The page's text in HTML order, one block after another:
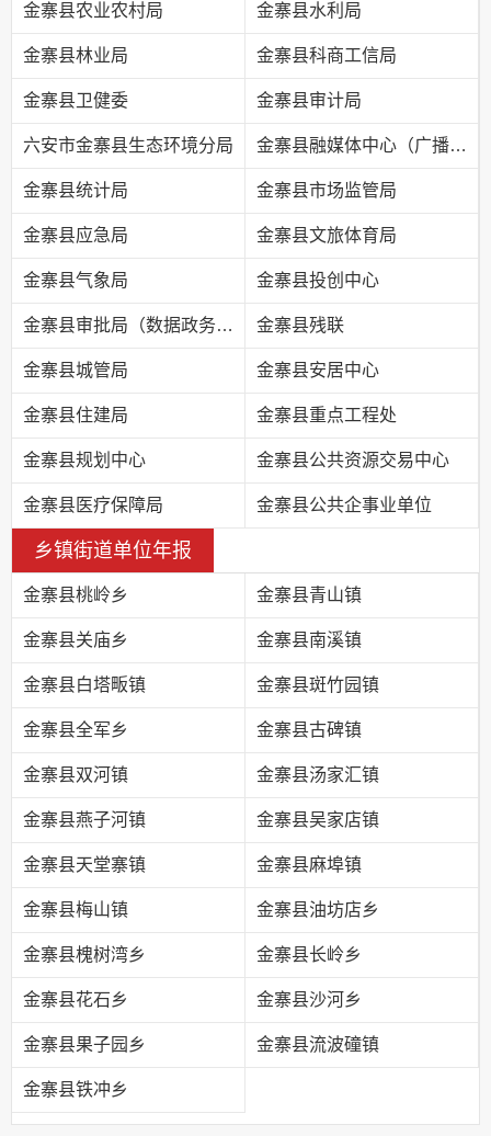
金寨县农业农村局 金寨县水利局
金寨县林业局 金寨县科商工信局
金寨县卫健委 金寨县审计局
六安市金寨县生态环境分局 金寨县融媒体中心（广播电视台）
金寨县统计局 金寨县市场监管局
金寨县应急局 金寨县文旅体育局
金寨县气象局 金寨县投创中心
金寨县审批局（数据政务局） 金寨县残联
金寨县城管局 金寨县安居中心
金寨县住建局 金寨县重点工程处
金寨县规划中心 金寨县公共资源交易中心
金寨县医疗保障局 金寨县公共企事业单位
乡镇街道单位年报
金寨县桃岭乡 金寨县青山镇
金寨县关庙乡 金寨县南溪镇
金寨县白塔畈镇 金寨县斑竹园镇
金寨县全军乡 金寨县古碑镇
金寨县双河镇 金寨县汤家汇镇
金寨县燕子河镇 金寨县吴家店镇
金寨县天堂寨镇 金寨县麻埠镇
金寨县梅山镇 金寨县油坊店乡
金寨县槐树湾乡 金寨县长岭乡
金寨县花石乡 金寨县沙河乡
金寨县果子园乡 金寨县流波䃥镇
金寨县铁冲乡